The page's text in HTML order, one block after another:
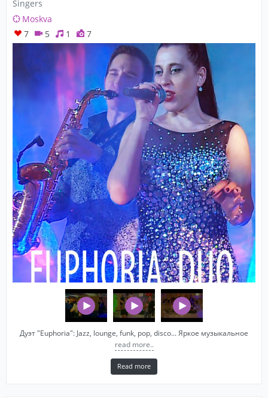
Singers
Moskva
7
5 1 7
Дуэт "Euphoria": Jazz, lounge, funk, pop, disco... Яркое музыкальное
read more..
Read more